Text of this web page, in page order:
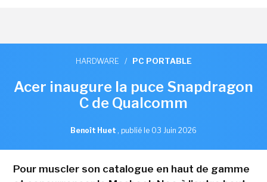
HARDWARE / PC PORTABLE
Acer inaugure la puce Snapdragon
C de Qualcomm
Benoît Huet , publié le 03 Juin 2026
Pour muscler son catalogue en haut de gamme